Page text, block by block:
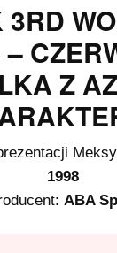
3RD
–
Z
1998
ABA